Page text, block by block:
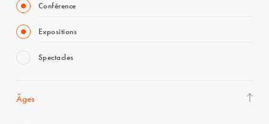
Conférence
Expositions
Spectacles
Âges